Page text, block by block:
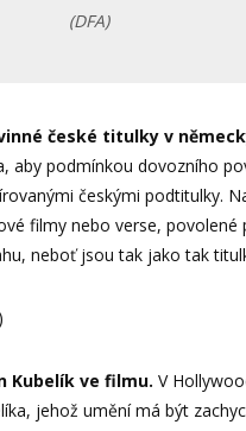
(DFA)
české titulky v
aby podmínkou dovozního
českými podtitulky.
filmy nebo verse, povolené
neboť jsou tak jako tak
Kubelík ve filmu. V
jehož umění má být